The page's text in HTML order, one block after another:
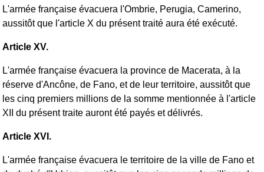
L'armée française évacuera l'Ombrie, Perugia, Camerino,
aussitôt que l'article X du présent traité aura été exécuté.
Article XV.
L'armée française évacuera la province de Macerata, à la
réserve d'Ancône, de Fano, et de leur territoire, aussitôt que
les cinq premiers millions de la somme mentionnée à l'article
XII du présent traite auront été payés et délivrés.
Article XVI.
L'armée française évacuera le territoire de la ville de Fano et